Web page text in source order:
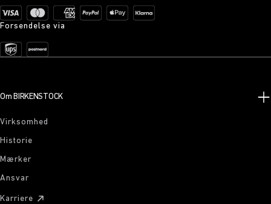
Forsendelse via
Om BIRKENSTOCK
Virksomhed
Historie
Mærker
Ansvar
Karriere